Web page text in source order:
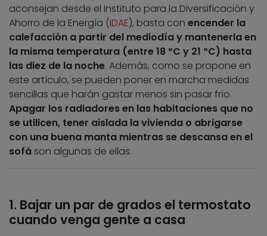
aconsejan desde el Instituto para la Diversificación y
Ahorro de la Energía (IDAE), basta con encender la
calefacción a partir del mediodía y mantenerla en
la misma temperatura (entre 18 ºC y 21 ºC) hasta
las diez de la noche. Además, como se propone en
este artículo, se pueden poner en marcha medidas
sencillas que harán gastar menos sin pasar frío.
Apagar los radiadores en las habitaciones que no
se utilicen, tener aislada la vivienda o abrigarse
con una buena manta mientras se descansa en el
sofá son algunas de ellas.
1. Bajar un par de grados el termostato
cuando venga gente a casa